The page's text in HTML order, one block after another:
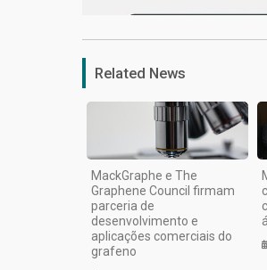
Related News
MackGraphe e The
Graphene Council firmam
parceria de
desenvolvimento e
aplicações comerciais do
grafeno